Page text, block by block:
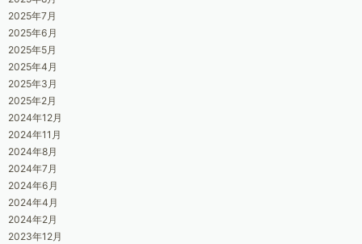
2025年7月
2025年6月
2025年5月
2025年4月
2025年3月
2025年2月
2024年12月
2024年11月
2024年8月
2024年7月
2024年6月
2024年4月
2024年2月
2023年12月